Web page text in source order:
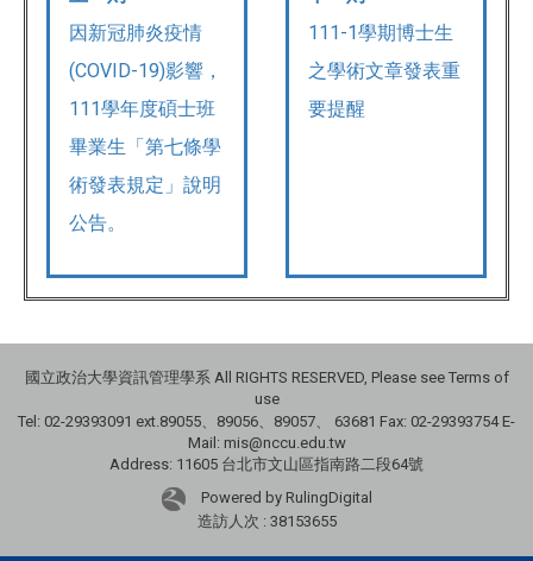
因新冠肺炎疫情
(COVID-19)影響，
111學年度碩士班
畢業生「第七條學
術發表規定」說明
公告。
111-1學期博士生
之學術文章發表重
要提醒
國立政治大學資訊管理學系 All RIGHTS RESERVED, Please see Terms of
use
Tel: 02-29393091 ext.89055、89056、89057、
63681 Fax: 02-29393754 E-
Mail: mis@nccu.edu.tw
Address: 11605 台北市文山區指南路二段64號
Powered by RulingDigital
造訪人次 : 38153655